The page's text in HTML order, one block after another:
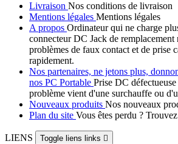
Livraison Nos conditions de livraison
Mentions légales Mentions légales
A propos Ordinateur qui ne charge
connecteur DC Jack de remplacement
problèmes de faux contact et de prise
rapidement.
Nos partenaires, ne jetons plus,
nos PC Portable Prise DC
problème vient d'une surchauffe ou
Nouveaux produits Nos nouveaux
Plan du site Vous êtes perdu ?
LIENS Toggle liens links 